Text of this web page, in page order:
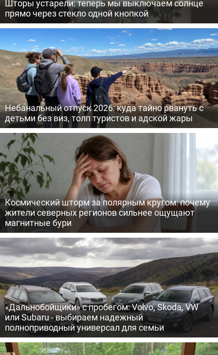
Шторы устарели: теперь мы выключаем солнце
прямо через стекло одной кнопкой
Небанальный отпуск 2026: куда тайно рвануть с
детьми без виз, толп туристов и адской жары
Космический шторм за полярным кругом: почему
жители северных регионов сильнее ощущают
магнитные бури
«Дальнобойщики» с пробегом: Volvo, Skoda, VW
или Subaru - выбираем надежный
полноприводный универсал для семьи